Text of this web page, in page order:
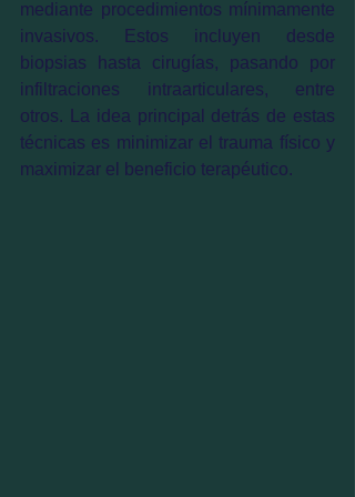
mediante procedimientos mínimamente
invasivos. Estos incluyen desde
biopsias hasta cirugías, pasando por
infiltraciones intraarticulares, entre
otros. La idea principal detrás de estas
técnicas es minimizar el trauma físico y
maximizar el beneficio terapéutico.